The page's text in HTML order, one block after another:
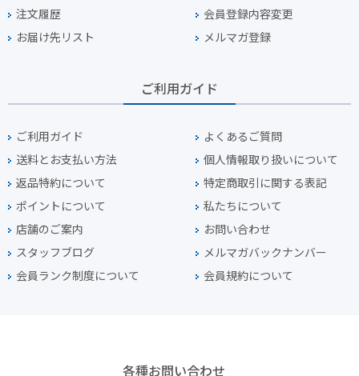
注文履歴
会員登録内容変更
お届け先リスト
メルマガ登録
ご利用ガイド
ご利用ガイド
よくあるご質問
送料とお支払い方法
個人情報取り扱いについて
返品特約について
特定商取引に関する表記
ポイントについて
私たちについて
店舗のご案内
お問い合わせ
スタッフブログ
メルマガバックナンバー
会員ランク制度について
会員規約について
各種お問い合わせ